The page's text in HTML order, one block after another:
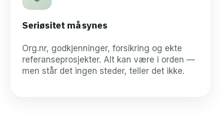
Seriøsitet må synes
Org.nr, godkjenninger, forsikring og ekte
referanseprosjekter. Alt kan være i orden —
men står det ingen steder, teller det ikke.